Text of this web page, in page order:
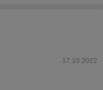
17.10.2022